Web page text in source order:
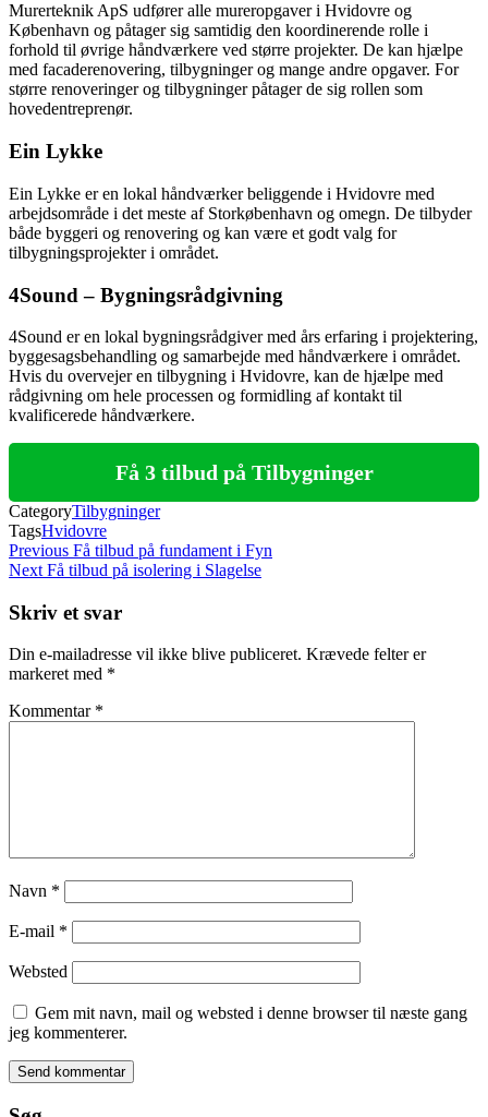
Murerteknik ApS udfører alle mureropgaver i Hvidovre og
København og påtager sig samtidig den koordinerende rolle i
forhold til øvrige håndværkere ved større projekter. De kan hjælpe
med facaderenovering, tilbygninger og mange andre opgaver. For
større renoveringer og tilbygninger påtager de sig rollen som
hovedentreprenør.
Ein Lykke
Ein Lykke er en lokal håndværker beliggende i Hvidovre med
arbejdsområde i det meste af Storkøbenhavn og omegn. De tilbyder
både byggeri og renovering og kan være et godt valg for
tilbygningsprojekter i området.
4Sound – Bygningsrådgivning
4Sound er en lokal bygningsrådgiver med års erfaring i projektering,
byggesagsbehandling og samarbejde med håndværkere i området.
Hvis du overvejer en tilbygning i Hvidovre, kan de hjælpe med
rådgivning om hele processen og formidling af kontakt til
kvalificerede håndværkere.
Få 3 tilbud på Tilbygninger
CategoryTilbygninger
TagsHvidovre
Indlægsnavigation
Previous
Post
Previous Få tilbud på fundament i Fyn
Next
Next Få tilbud på isolering i Slagelse
Skriv et svar
Din e-mailadresse vil ikke blive publiceret. Krævede felter er
markeret med *
Kommentar *
Navn *
E-mail *
Websted
Gem mit navn, mail og websted i denne browser til næste gang
jeg kommenterer.